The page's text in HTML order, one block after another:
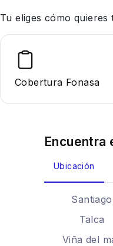
Tu eliges cómo
Cobertura Fonasa
Encuentra
Ubicación
Santiago
Talca
Viña del